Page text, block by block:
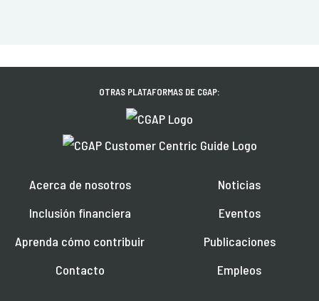
OTRAS PLATAFORMAS DE CGAP:
Acerca de nosotros
Inclusión financiera
Aprenda cómo contribuir
Contacto
Noticias
Eventos
Publicaciones
Empleos